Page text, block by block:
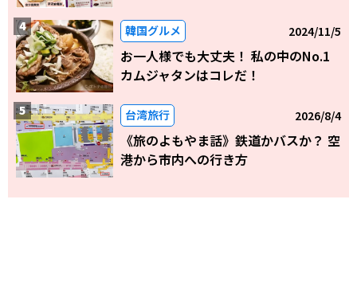
韓国グルメ 2024/11/5
お一人様でも大丈夫！ 私の中のNo.1
カムジャタンはコレだ！
台湾旅行 2026/8/4
《旅のよもやま話》鉄道かバスか？ 空
港から市内への行き方